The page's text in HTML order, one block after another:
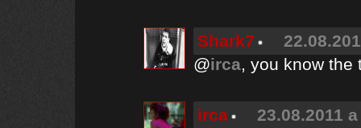
Shark7
@irca, you know the
irca
23.08.2011